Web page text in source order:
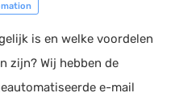
is en welke voordelen
zijn? Wij hebben de
e-mail